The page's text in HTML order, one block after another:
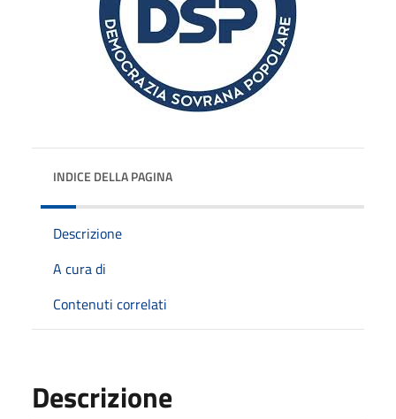
INDICE DELLA PAGINA
Descrizione
A cura di
Contenuti correlati
Descrizione